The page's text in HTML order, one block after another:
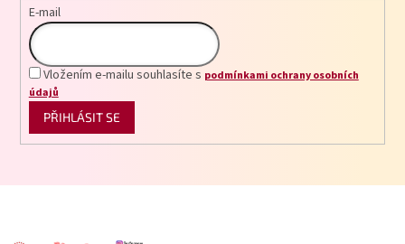
E-mail
Vložením e-mailu souhlasíte s podmínkami ochrany osobních
údajů
PŘIHLÁSIT SE